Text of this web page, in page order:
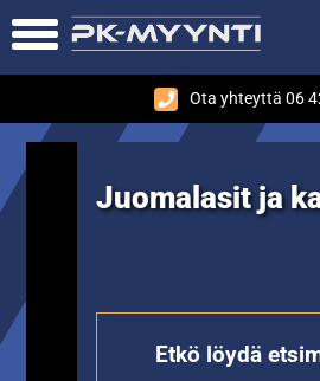
Ota yhteyttä 06
Juomalasit ja
Etkö löydä